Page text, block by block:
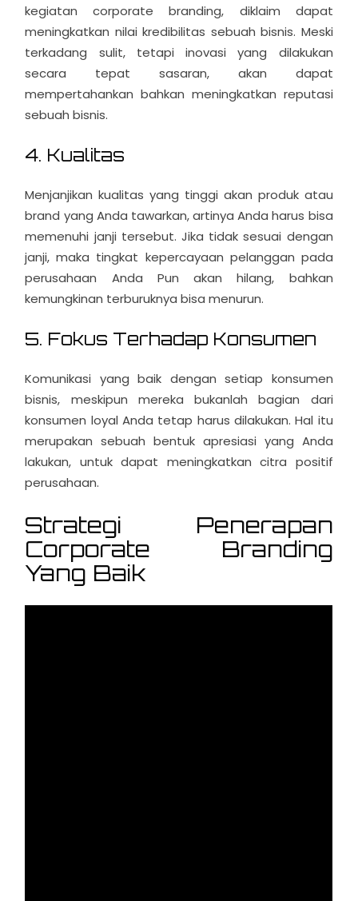
kegiatan corporate branding, diklaim dapat
meningkatkan nilai kredibilitas sebuah bisnis. Meski
terkadang sulit, tetapi inovasi yang dilakukan
secara tepat sasaran, akan dapat
mempertahankan bahkan meningkatkan reputasi
sebuah bisnis.
4. Kualitas
Menjanjikan kualitas yang tinggi akan produk atau
brand yang Anda tawarkan, artinya Anda harus bisa
memenuhi janji tersebut. Jika tidak sesuai dengan
janji, maka tingkat kepercayaan pelanggan pada
perusahaan Anda Pun akan hilang, bahkan
kemungkinan terburuknya bisa menurun.
5. Fokus Terhadap Konsumen
Komunikasi yang baik dengan setiap konsumen
bisnis, meskipun mereka bukanlah bagian dari
konsumen loyal Anda tetap harus dilakukan. Hal itu
merupakan sebuah bentuk apresiasi yang Anda
lakukan, untuk dapat meningkatkan citra positif
perusahaan.
Strategi Penerapan
Corporate Branding
Yang Baik